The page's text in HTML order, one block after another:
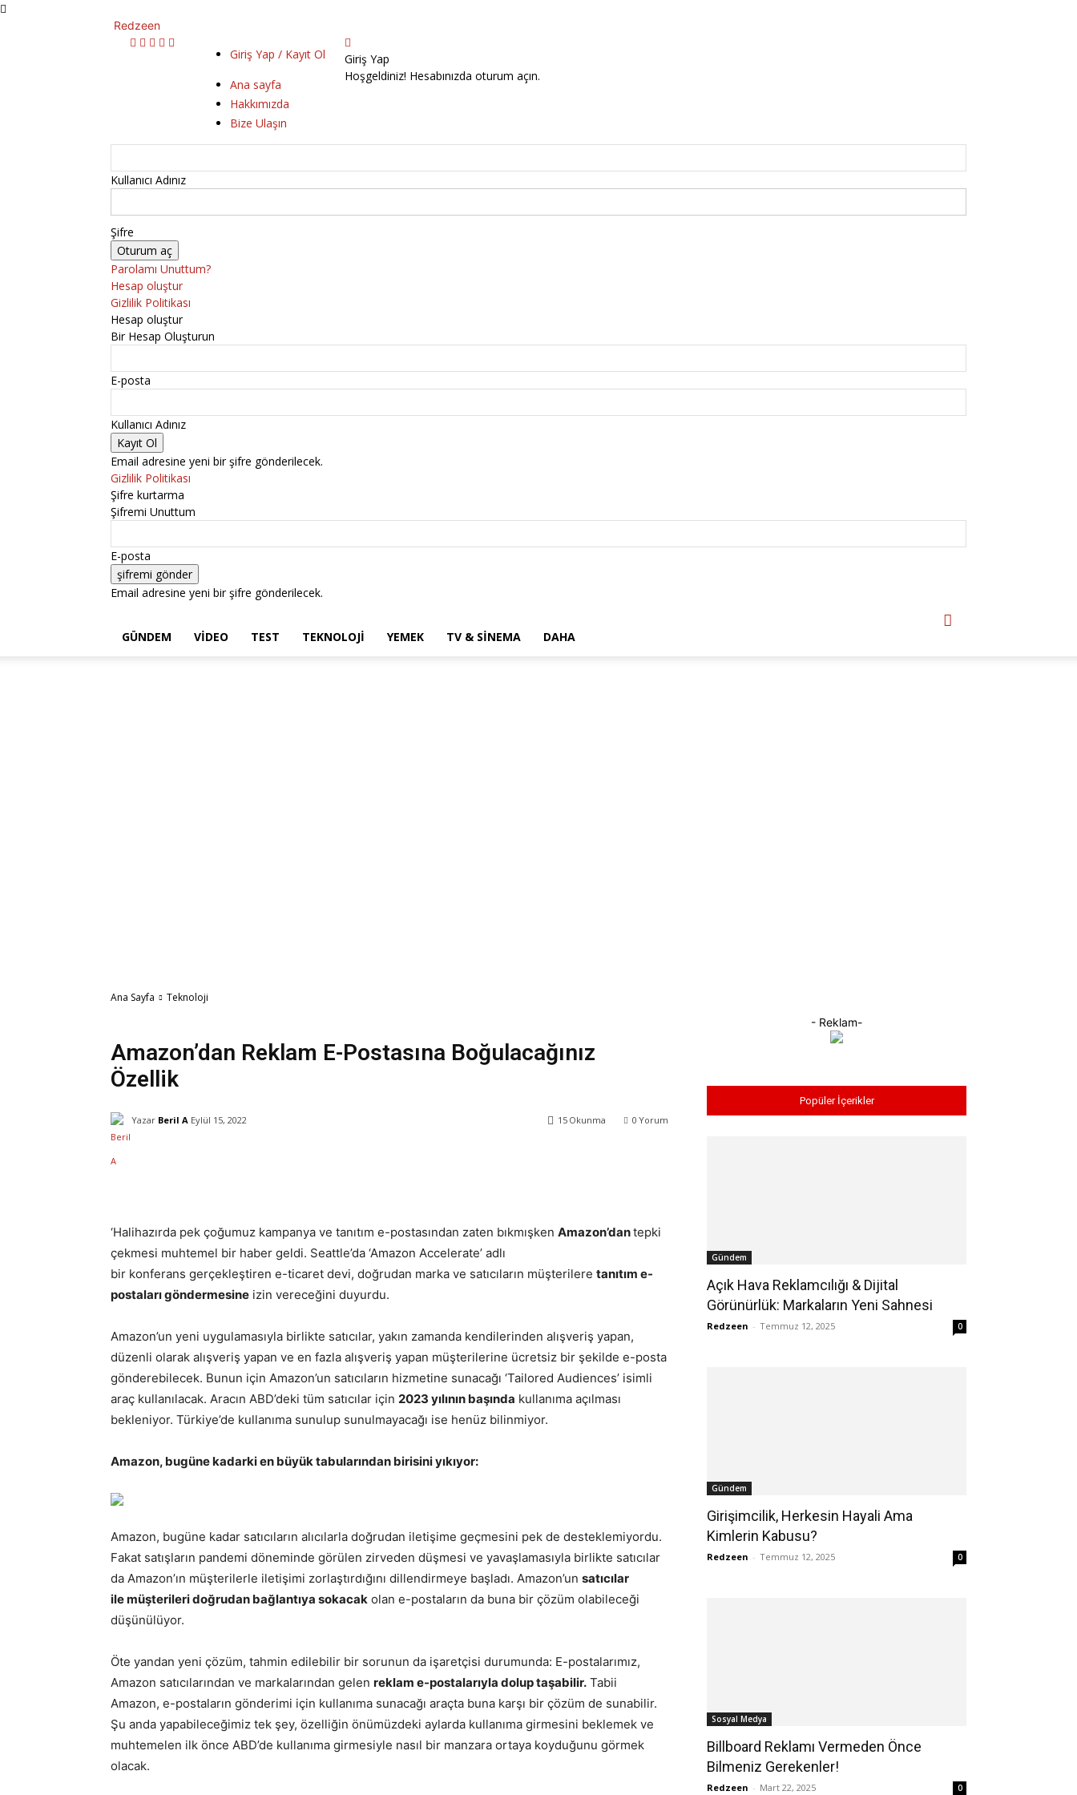
Redzeen
Giriş Yap / Kayıt Ol
Ana sayfa
Hakkımızda
Bize Ulaşın
Giriş Yap
Hoşgeldiniz! Hesabınızda oturum açın.
Kullanıcı Adınız
Şifre
Parolamı Unuttum?
Hesap oluştur
Gizlilik Politikası
Hesap oluştur
Bir Hesap Oluşturun
E-posta
Kullanıcı Adınız
Email adresine yeni bir şifre gönderilecek.
Gizlilik Politikası
Şifre kurtarma
Şifremi Unuttum
E-posta
Email adresine yeni bir şifre gönderilecek.
GÜNDEM VIDEO TEST TEKNOLOJI YEMEK TV & SINEMA DAHA
Ana Sayfa Teknoloji
Amazon’dan Reklam E-Postasına Boğulacağınız
Özellik
Yazar Beril A Eylül 15, 2022 0 Yorum
15 Okunma
‘Halihazırda pek çoğumuz kampanya ve tanıtım e-postasından zaten bıkmışken Amazon’dantepki
çekmesi muhtemel bir haber geldi. Seattle’da ‘Amazon Accelerate’ adlı
bir konferans gerçekleştiren e-ticaret devi, doğrudan marka ve satıcıların müşterilere tanıtım e-
postaları göndermesine izin vereceğini duyurdu.
Amazon’un yeni uygulamasıyla birlikte satıcılar, yakın zamanda kendilerinden alışveriş yapan,
düzenli olarak alışveriş yapan ve en fazla alışveriş yapan müşterilerine ücretsiz bir şekilde e-posta
gönderebilecek. Bunun için Amazon’un satıcıların hizmetine sunacağı ‘Tailored Audiences’ isimli
araç kullanılacak. Aracın ABD’deki tüm satıcılar için 2023 yılının başında kullanıma açılması
bekleniyor. Türkiye’de kullanıma sunulup sunulmayacağı ise henüz bilinmiyor.
Amazon, bugüne kadarki en büyük tabularından birisini yıkıyor:
Amazon, bugüne kadar satıcıların alıcılarla doğrudan iletişime geçmesini pek de desteklemiyordu.
Fakat satışların pandemi döneminde görülen zirveden düşmesi ve yavaşlamasıyla birlikte satıcılar
da Amazon’ın müşterilerle iletişimi zorlaştırdığını dillendirmeye başladı. Amazon’un satıcılar
ile müşterileri doğrudan bağlantıya sokacak olan e-postaların da buna bir çözüm olabileceği
düşünülüyor.
Öte yandan yeni çözüm, tahmin edilebilir bir sorunun da işaretçisi durumunda: E-postalarımız,
Amazon satıcılarından ve markalarından gelen reklam e-postalarıyla dolup taşabilir. Tabii
Amazon, e-postaların gönderimi için kullanıma sunacağı araçta buna karşı bir çözüm de sunabilir.
Şu anda yapabileceğimiz tek şey, özelliğin önümüzdeki aylarda kullanıma girmesini beklemek ve
muhtemelen ilk önce ABD’de kullanıma girmesiyle nasıl bir manzara ortaya koyduğunu görmek
olacak.
- Reklam-
Popüler İçerikler
Gündem
Açık Hava Reklamcılığı & Dijital
Görünürlük: Markaların Yeni Sahnesi
Redzeen - Temmuz 12, 2025 0
Gündem
Girişimcilik, Herkesin Hayali Ama
Kimlerin Kabusu?
Redzeen - Temmuz 12, 2025 0
Sosyal Medya
Billboard Reklamı Vermeden Önce
Bilmeniz Gerekenler!
Redzeen - Mart 22, 2025 0